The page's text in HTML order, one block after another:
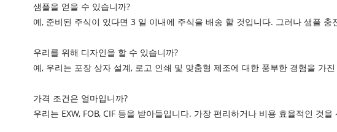
샘플을 얻을 수 있습니까?
예, 준비된 주식이 있다면 3 일 이내에 주식을 배송 할 것입니다. 그러나 샘플 충
우리를 위해 디자인을 할 수 있습니까?
예, 우리는 포장 상자 설계, 로고 인쇄 및 맞춤형 제조에 대한 풍부한 경험을 가
가격 조건은 얼마입니까?
우리는 EXW, FOB, CIF 등을 받아들입니다. 가장 편리하거나 비용 효율적인 것